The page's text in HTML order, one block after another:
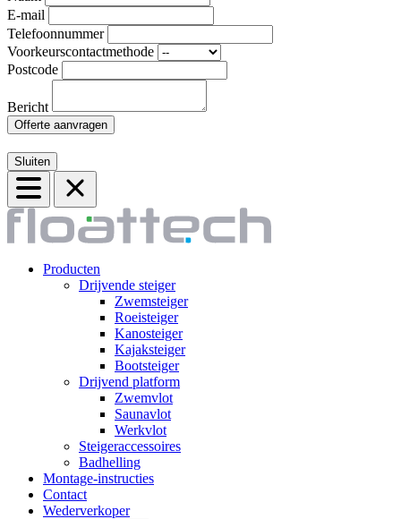
E-mail
Telefoonnummer
Voorkeurscontactmethode
Postcode
Bericht
Offerte aanvragen
Sluiten
Producten
Drijvende steiger
Zwemsteiger
Roeisteiger
Kanosteiger
Kajaksteiger
Bootsteiger
Drijvend platform
Zwemvlot
Saunavlot
Werkvlot
Steigeraccessoires
Badhelling
Montage-instructies
Contact
Wederverkoper